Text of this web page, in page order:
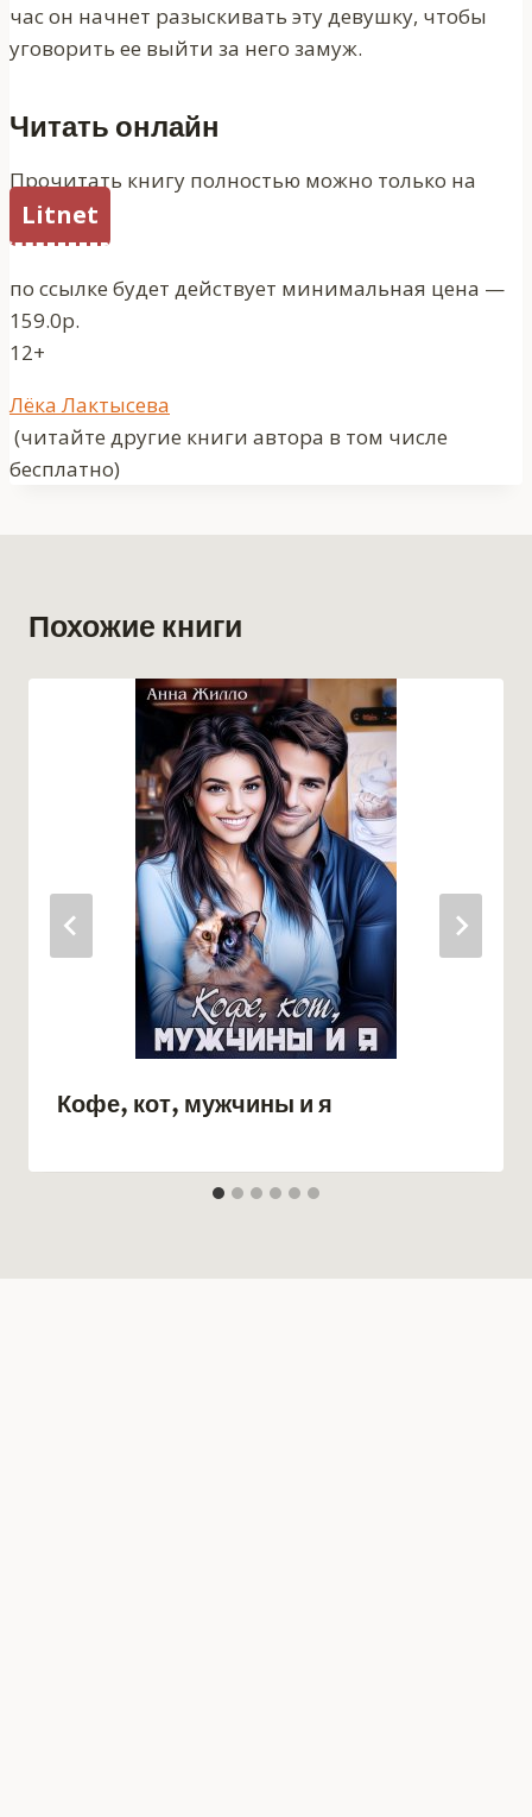
час он начнет разыскивать эту девушку, чтобы
уговорить ее выйти за него замуж.
Читать онлайн
Прочитать книгу полностью можно только на
Litnet
по ссылке будет действует минимальная цена —
159.0р.
12+
Метки
записи:
Лёка Лактысева
(читайте другие книги автора в том числе
бесплатно)
Похожие книги
Кофе, кот, мужчины и я